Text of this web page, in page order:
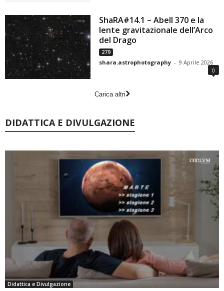
ShaRA#14.1 – Abell 370 e la
lente gravitazionale dell’Arco
del Drago
279
shara.astrophotography - 9 Aprile 2026
0
Carica altri
DIDATTICA E DIVULGAZIONE
Didattica e Divulgazione